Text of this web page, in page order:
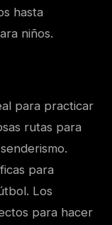
hasta
niños.
para practicar
rutas para
para
Los
para hacer